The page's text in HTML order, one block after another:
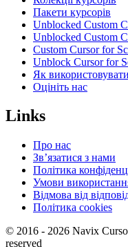
Пакети курсорів
Unblocked Custom
Unblocked Custom
Custom Cursor for
Unblock Cursor for
Як використовувати
Оцініть нас
Links
Про нас
Зв’язатися з нами
Політика
Умови
Відмова від
Політика cookies
© 2016 - 2026 Navix
reserved